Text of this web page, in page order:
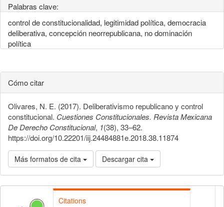
Palabras clave:
control de constitucionalidad, legitimidad política, democracia
deliberativa, concepción neorrepublicana, no dominación
política
Cómo citar
Olivares, N. E. (2017). Deliberativismo republicano y control
constitucional. Cuestiones Constitucionales. Revista Mexicana
De Derecho Constitucional, 1(38), 33–62.
https://doi.org/10.22201/iij.24484881e.2018.38.11874
Más formatos de cita Descargar cita
Citations